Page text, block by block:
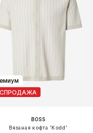
BOSS
Вязаная кофта 'Kodd'